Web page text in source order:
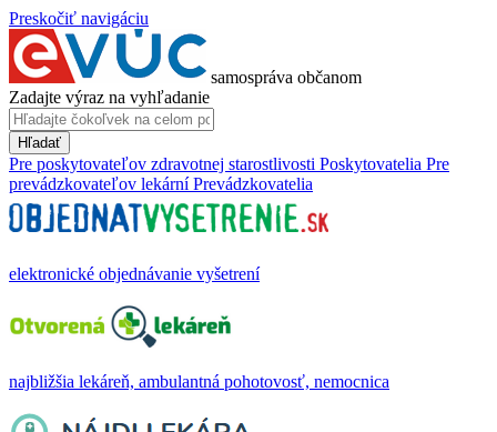
Preskočiť navigáciu
samospráva občanom
Zadajte výraz na vyhľadanie
Hľadať
Pre poskytovateľov zdravotnej starostlivosti Poskytovatelia Pre
prevádzkovateľov lekární Prevádzkovatelia
elektronické objednávanie vyšetrení
najbližšia lekáreň, ambulantná pohotovosť, nemocnica